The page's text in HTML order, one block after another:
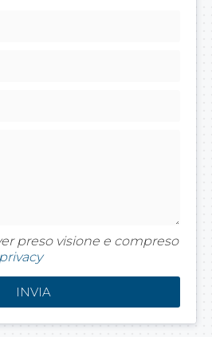
preso visione e compreso